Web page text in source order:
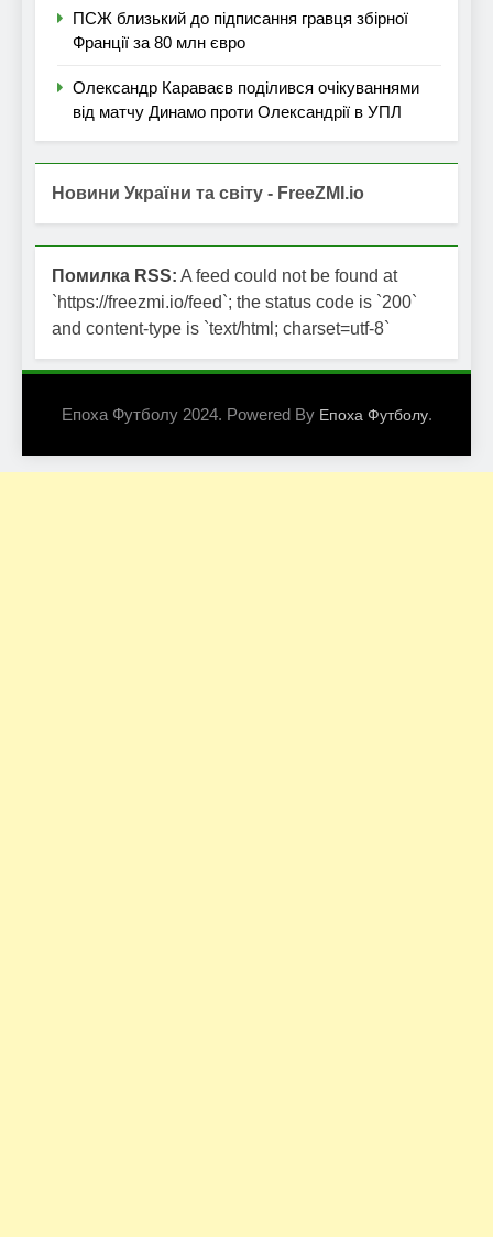
ПСЖ близький до підписання гравця збірної
Франції за 80 млн євро
Олександр Караваєв поділився очікуваннями
від матчу Динамо проти Олександрії в УПЛ
Новини України та світу - FreeZMI.io
Помилка RSS: A feed could not be found at
`https://freezmi.io/feed`; the status code is `200`
and content-type is `text/html; charset=utf-8`
Епоха Футболу 2024. Powered By Епоха Футболу.